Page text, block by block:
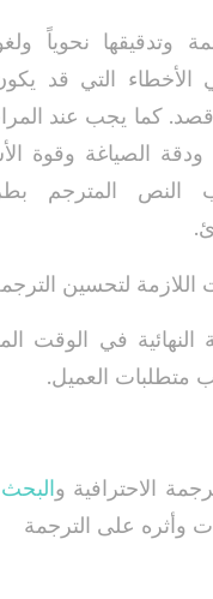
وتدقيقها نحوياً
الأخطاء التي قد
كما يجب عند
الصياغة وقوة
النص المترجم
اللازمة لتحسين
النهائية في الوقت
متطلبات العميل.
الاحترافية و
وأثره على الترجمة